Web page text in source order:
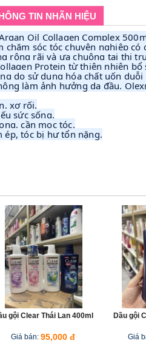
TIN NHÃN HIỆU
Oil Collagen Complex
chăm sóc tóc chuyên nghiệp
rộng rãi và ưa chuộng tại thị
Protein từ thiên nhiên
do sử dụng hóa chất uốn
làm ảnh hưởng da đầu.
xơ rối.
sức sống.
cần mọc tóc.
ép, tóc bị hư tổn nặng.
gội Clear Thái Lan 400ml
Giá bán: 95,000 đ
Dầu gội
Giá